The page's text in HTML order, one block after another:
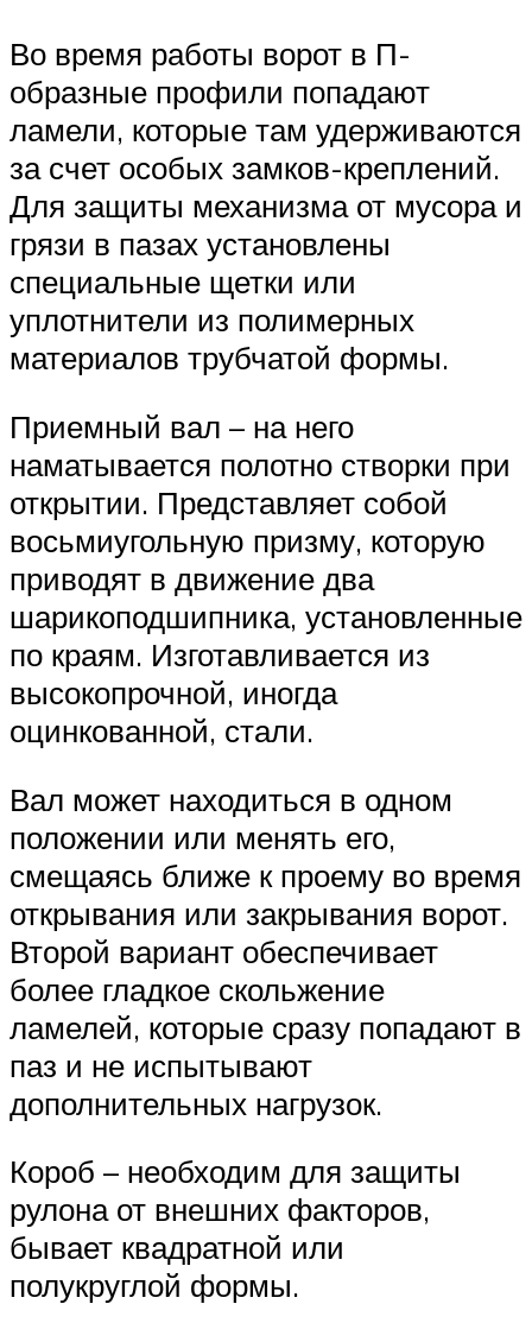
Во время работы ворот в П-
образные профили попадают
ламели, которые там удерживаются
за счет особых замков-креплений.
Для защиты механизма от мусора и
грязи в пазах установлены
специальные щетки или
уплотнители из полимерных
материалов трубчатой формы.
Приемный вал – на него
наматывается полотно створки при
открытии. Представляет собой
восьмиугольную призму, которую
приводят в движение два
шарикоподшипника, установленные
по краям. Изготавливается из
высокопрочной, иногда
оцинкованной, стали.
Вал может находиться в одном
положении или менять его,
смещаясь ближе к проему во время
открывания или закрывания ворот.
Второй вариант обеспечивает
более гладкое скольжение
ламелей, которые сразу попадают в
паз и не испытывают
дополнительных нагрузок.
Короб – необходим для защиты
рулона от внешних факторов,
бывает квадратной или
полукруглой формы.